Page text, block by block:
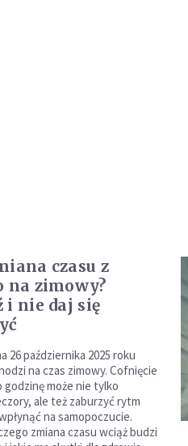
czasu z
na zimowy?
i nie daj się
26 października 2025 roku
na czas zimowy. Cofnięcie
godzinę może nie tylko
ale też zaburzyć rytm
na samopoczucie.
zmiana czasu wciąż budzi